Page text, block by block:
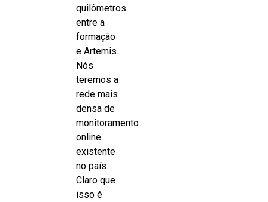
quilômetros
entre a
formação
e Artemis.
Nós
teremos a
rede mais
densa de
monitoramento
online
existente
no país.
Claro que
isso é